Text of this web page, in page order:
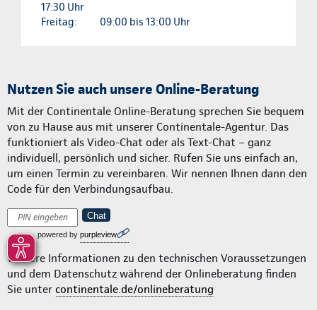
17:30 Uhr
Freitag:
09:00 bis 13:00 Uhr
Nutzen Sie auch unsere Online-Beratung
Mit der Continentale Online-Beratung sprechen Sie bequem
von zu Hause aus mit unserer Continentale-Agentur. Das
funktioniert als Video-Chat oder als Text-Chat – ganz
individuell, persönlich und sicher. Rufen Sie uns einfach an,
um einen Termin zu vereinbaren. Wir nennen Ihnen dann den
Code für den Verbindungsaufbau.
Chat
powered by purpleview
Weitere Informationen zu den technischen Voraussetzungen
und dem Datenschutz während der Onlineberatung finden
Sie unter continentale.de/onlineberatung